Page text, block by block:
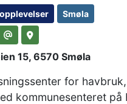
Smøla
15, 6570 Smøla
for
kommunesenteret på